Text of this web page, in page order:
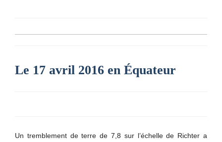
Le 17 avril 2016 en Équateur
Un tremblement de terre de 7,8 sur l’échelle de Richter a